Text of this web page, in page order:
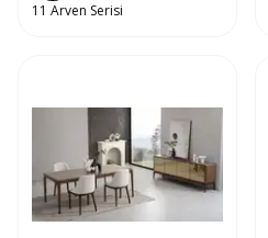
11 Arven Serisi